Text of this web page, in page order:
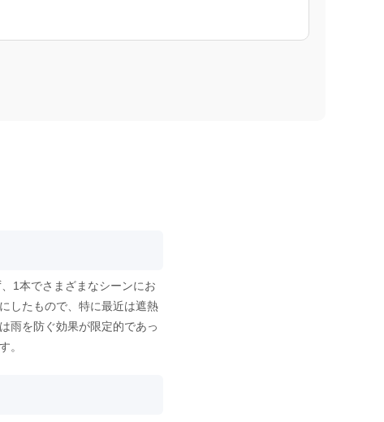
1本でさまざまなシーンにお
したもので、特に最近は遮熱
雨を防ぐ効果が限定的であっ
。